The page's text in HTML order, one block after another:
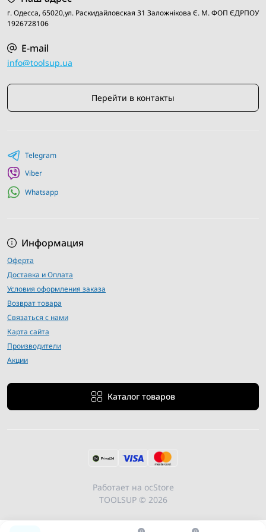
нужный товар
г. Одесса, 65020,ул. Раскидайловская 31 Заложнiкова Є. М. ФОП ЄДРПОУ
1926728106
E-mail
info@toolsup.ua
Перейти в контакты
Информация
Оферта
Доставка и Оплата
Условия оформления заказа
Возврат товара
Связаться с нами
Карта сайта
Производители
Акции
Каталог товаров
Telegram
Viber
Whatsapp
Работает на ocStore
TOOLSUP © 2026